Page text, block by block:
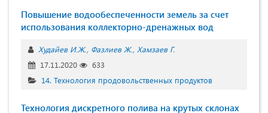
Повышение водообеспеченности земель за счет
использования коллекторно-дренажных вод
Худайев И.Ж. Фазлиев Ж. Хамзаев Г.
17.11.2020
633
14. Технология продовольственных продуктов
Технология дискретного полива на крутых склонах